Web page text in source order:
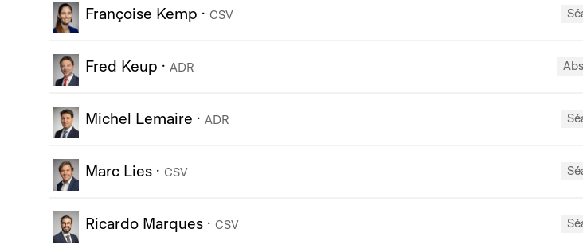
Françoise Kemp · CSV
Fred Keup · ADR
Michel Lemaire · ADR
Marc Lies · CSV
Ricardo Marques · CSV